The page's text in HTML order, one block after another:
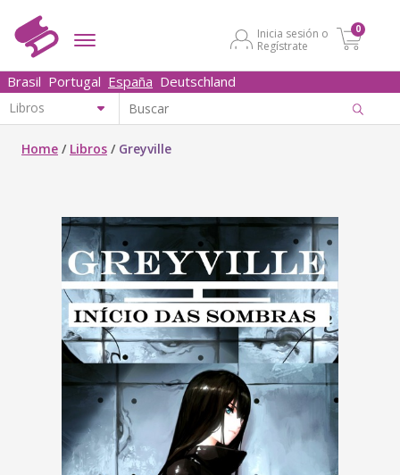
Inicia sesión o
Regístrate
0
Brasil Portugal España Deutschland
Home / Libros / Greyville